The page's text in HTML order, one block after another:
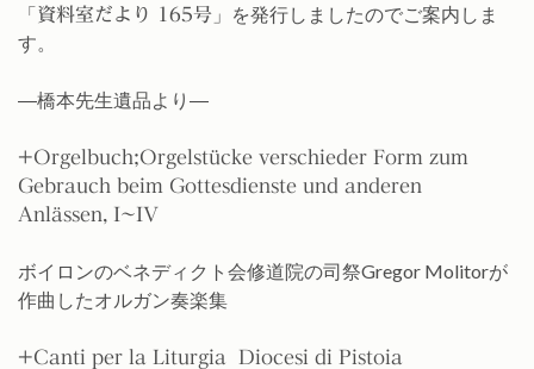
「資料室だより 165号 」を発行しましたのでご案内しま
す。
―橋本先生遺品より―
+Orgelbuch;Orgelstücke verschieder Form zum
Gebrauch beim Gottesdienste und anderen
Anl ässen, I~IV
ボイロンのベネディクト会修道院の司祭Gregor Molitorが
作曲したオルガン奏楽集
+Canti per la Liturgia Diocesi di Pistoia